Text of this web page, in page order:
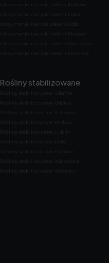
Utrzymanie i serwis zieleni Kraków
Utrzymanie i serwis zieleni Lublin
Utrzymanie i serwis zieleni Łódź
Utrzymanie i serwis zieleni Poznań
Utrzymanie i serwis zieleni Warszawa
Utrzymanie i serwis zieleni Wrocław
Rośliny stabilizowane
Rośliny stabilizowane Gdańsk
Rośliny stabilizowane Gdynia
Rośliny stabilizowane Katowice
Rośliny stabilizowane Kraków
Rośliny stabilizowane Lublin
Rośliny stabilizowane Łódź
Rośliny stabilizowane Poznań
Rośliny stabilizowane Warszawa
Rośliny stabilizowane Wrocław